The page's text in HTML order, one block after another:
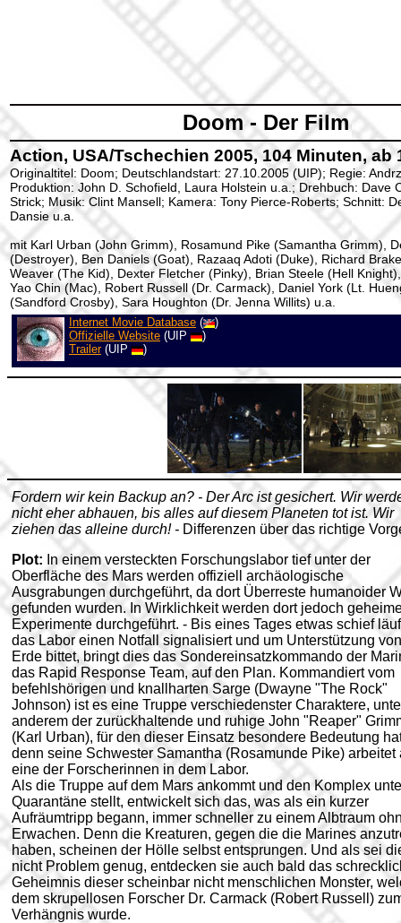
Doom - Der Film
Action, USA/Tschechien 2005, 104 Minuten, ab
Originaltitel: Doom; Deutschlandstart: 27.10.2005 (UIP); Regie:
Produktion: John D. Schofield, Laura Holstein u.a.; Drehbuch: Dave
Strick; Musik: Clint Mansell; Kamera: Tony Pierce-Roberts; Schnitt:
Dansie u.a.
mit Karl Urban (John Grimm), Rosamund Pike (Samantha Grimm),
(Destroyer), Ben Daniels (Goat), Razaaq Adoti (Duke), Richard
Weaver (The Kid), Dexter Fletcher (Pinky), Brian Steele (Hell
Yao Chin (Mac), Robert Russell (Dr. Carmack), Daniel York (Lt.
(Sandford Crosby), Sara Houghton (Dr. Jenna Willits) u.a.
Internet Movie Database (
)
Offizielle Website (UIP
)
Trailer(UIP )
Fordern wir kein Backup an? - Der Arc ist gesichert. Wir
nicht eher abhauen, bis alles auf diesem Planeten tot ist. Wir
ziehen das alleine durch! - Differenzen über das richtige
Plot: In einem versteckten Forschungslabor tief unter der
Oberfläche des Mars werden offiziell archäologische
Ausgrabungen durchgeführt, da dort Überreste humanoider
gefunden wurden. In Wirklichkeit werden dort jedoch
Experimente durchgeführt. - Bis eines Tages etwas schief
das Labor einen Notfall signalisiert und um Unterstützung
Erde bittet, bringt dies das Sondereinsatzkommando der
das Rapid Response Team, auf den Plan. Kommandiert vom
befehlshörigen und knallharten Sarge (Dwayne "The Rock"
Johnson) ist es eine Truppe verschiedenster Charaktere,
anderem der zurückhaltende und ruhige John "Reaper"
(Karl Urban), für den dieser Einsatz besondere Bedeutung
denn seine Schwester Samantha (Rosamunde Pike) arbeitet
eine der Forscherinnen in dem Labor.
Als die Truppe auf dem Mars ankommt und den Komplex
Quarantäne stellt, entwickelt sich das, was als ein kurzer
Aufräumtripp begann, immer schneller zu einem Albtraum
Erwachen. Denn die Kreaturen, gegen die die Marines
haben, scheinen der Hölle selbst entsprungen. Und als sei
nicht Problem genug, entdecken sie auch bald das
Geheimnis dieser scheinbar nicht menschlichen Monster,
dem skrupellosen Forscher Dr. Carmack (Robert Russell)
Verhängnis wurde.